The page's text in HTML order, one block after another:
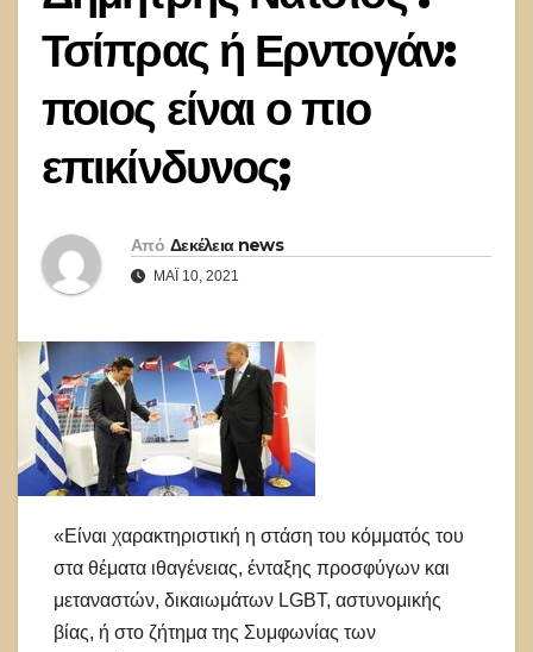
Τσίπρας ή Ερντογάν:
ποιος είναι ο πιο
επικίνδυνος;
Από Δεκέλεια news
ΜΆΙ 10, 2021
«Είναι χαρακτηριστική η στάση του κόμματός του
στα θέματα ιθαγένειας, ένταξης προσφύγων και
μεταναστών, δικαιωμάτων LGBT, αστυνομικής
βίας, ή στο ζήτημα της Συμφωνίας των